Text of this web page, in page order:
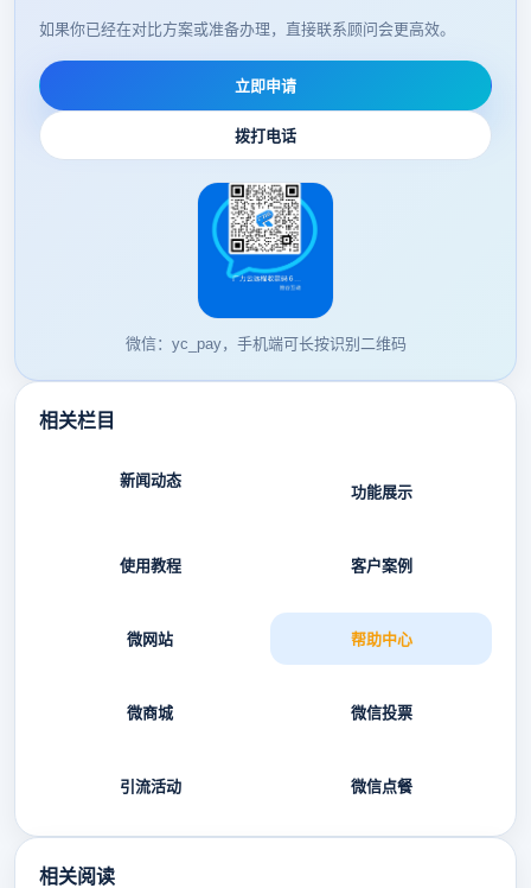
如果你已经在对比方案或准备办理，直接联系顾问会更高效。
立即申请
拨打电话
微信：yc_pay，手机端可长按识别二维码
相关栏目
新闻动态
功能展示
使用教程 客户案例
微网站 帮助中心
微商城 微信投票
引流活动 微信点餐
相关阅读